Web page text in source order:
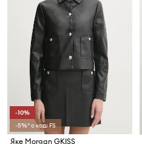
-10%
-5%* с код: FS
Яке Morgan GKISS